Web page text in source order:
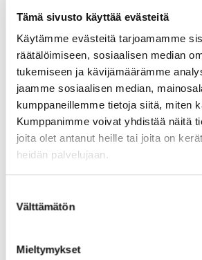
Tämä sivusto käyttää evästeitä
Käytämme evästeitä tarjoamamme
räätälöimiseen, sosiaalisen median
tukemiseen ja kävijämäärämme
jaamme sosiaalisen median,
kumppaneillemme tietoja siitä, miten
Kumppanimme voivat yhdistää näitä
joita olet antanut heille tai joita on
heidän palvelujaan.
valinta
Välttämätön
Mieltymykset